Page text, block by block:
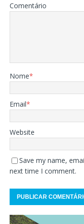
Comentário
Nome*
Email*
Website
Save my name,
next time I comment.